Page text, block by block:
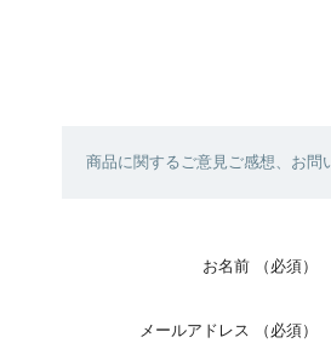
商品に関するご意見ご感想、お問
お名前 （必須）
メールアドレス （必須）